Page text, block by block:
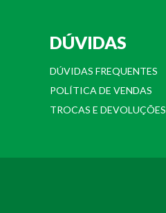
DÚVIDAS
DÚVIDAS FREQUENTES
POLÍTICA DE VENDAS
TROCAS E DEVOLUÇÕES